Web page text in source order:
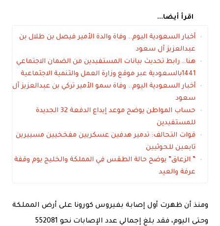
اقرأ أيضا...
أخبار السعودية اليوم.. وفاة والدة الأمير فيصل بن طلال بن
عبدالعزيز آل سعود
هنا.. رابط تحديث بيانات المستفيدين من الضمان الاجتماعي
1441بالسعودية عبر موقع وزارة العمل والتنمية الاجتماعية
أخبار السعودية اليوم.. وفاة سمو الأمير تركي بن عبدالعزيز آل
سعود
حساب المواطن يوضح موعد إيداع الدفعة 32 الجديدة
للمستفيدين
قوات التحالف: تدمير هدفين عسكريين مفخخيين مسييرين
تابعين للحوثيين
” الزعاق” يوضح حالة الطقس في المملكة والخليج يوم وقفة
عرفة والعيد
ومنذ أن ظهرت أول إصابة بفيروس كورونا على أرض المملكة
وحتى اليوم، فقد بلغ إجمالي عدد الإصابات نحو 552081